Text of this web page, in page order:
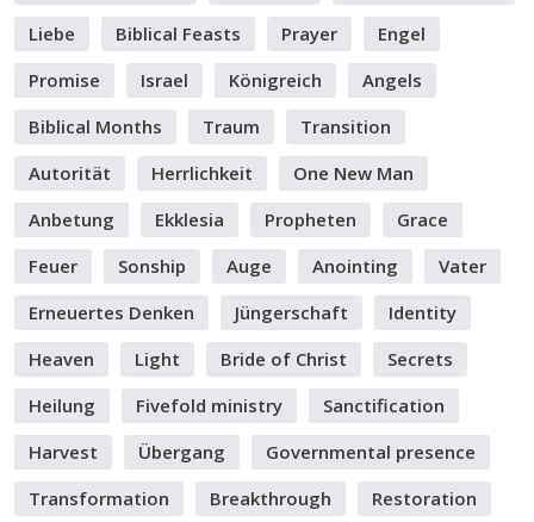
Liebe
Biblical Feasts Prayer
Engel
Promise
Israel Königreich
Angels
Biblical Months
Traum
Transition
Autorität
Herrlichkeit
One New Man
Anbetung
Ekklesia Propheten
Grace
Feuer
Sonship Auge Anointing
Vater
Erneuertes Denken
Jüngerschaft
Identity
Heaven
Light Bride of Christ
Secrets
Heilung
Fivefold ministry
Sanctification
Harvest
Übergang
Governmental presence
Transformation
Breakthrough Restoration